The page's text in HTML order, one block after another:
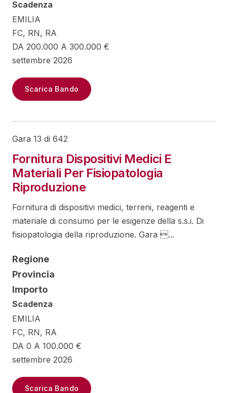
Scadenza
EMILIA
FC, RN, RA
DA 200.000 A 300.000 €
settembre 2026
Scarica Bando
Gara 13 di 642
Fornitura Dispositivi Medici E
Materiali Per Fisiopatologia
Riproduzione
Fornitura di dispositivi medici, terreni, reagenti e
materiale di consumo per le esigenze della s.s.i. Di
fisiopatologia della riproduzione. Gara ...
Regione
Provincia
Importo
Scadenza
EMILIA
FC, RN, RA
DA 0 A 100.000 €
settembre 2026
Scarica Bando